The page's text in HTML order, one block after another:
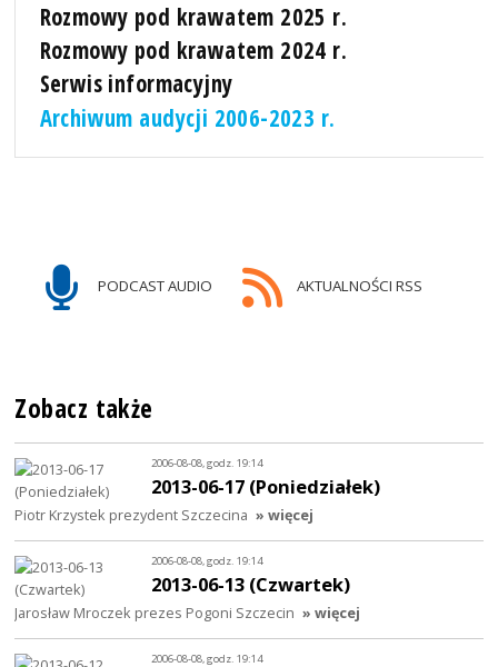
Rozmowy pod krawatem 2025 r.
Rozmowy pod krawatem 2024 r.
Serwis informacyjny
Archiwum audycji 2006-2023 r.
PODCAST AUDIO AKTUALNOŚCI RSS
Zobacz także
2006-08-08, godz. 19:14
2013-06-17 (Poniedziałek)
Piotr Krzystek prezydent Szczecina » więcej
2006-08-08, godz. 19:14
2013-06-13 (Czwartek)
Jarosław Mroczek prezes Pogoni Szczecin » więcej
2006-08-08, godz. 19:14